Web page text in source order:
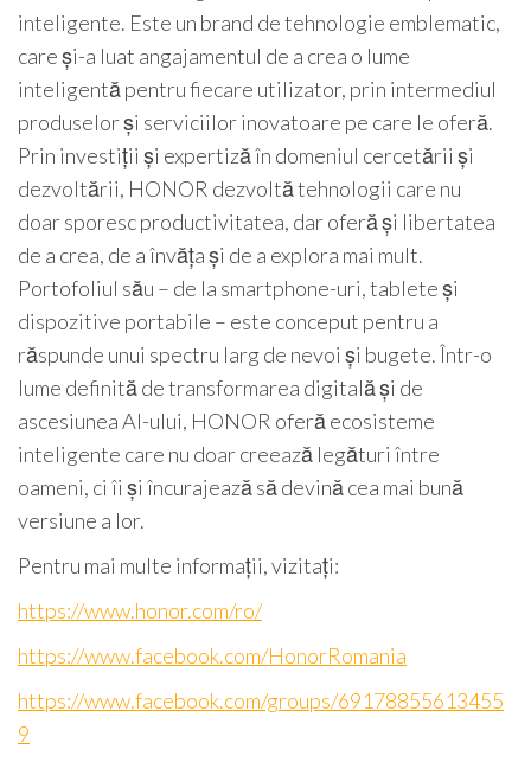
inteligente. Este un brand de tehnologie emblematic,
care și-a luat angajamentul de a crea o lume
inteligentă pentru fiecare utilizator, prin intermediul
produselor și serviciilor inovatoare pe care le oferă.
Prin investiții și expertiză în domeniul cercetării și
dezvoltării, HONOR dezvoltă tehnologii care nu
doar sporesc productivitatea, dar oferă și libertatea
de a crea, de a învăța și de a explora mai mult.
Portofoliul său – de la smartphone-uri, tablete și
dispozitive portabile – este conceput pentru a
răspunde unui spectru larg de nevoi și bugete. Într-o
lume definită de transformarea digitală și de
ascesiunea AI-ului, HONOR oferă ecosisteme
inteligente care nu doar creează legături între
oameni, ci îi și încurajează să devină cea mai bună
versiune a lor.
Pentru mai multe informații, vizitați:
https://www.honor.com/ro/
https://www.facebook.com/HonorRomania
https://www.facebook.com/groups/69178855613455
9